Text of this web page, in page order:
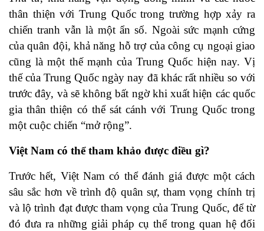
thân thiện với Trung Quốc trong trường hợp xảy ra
chiến tranh vẫn là một ẩn số. Ngoài sức mạnh cứng
của quân đội, khả năng hỗ trợ của công cụ ngoại giao
cũng là một thế mạnh của Trung Quốc hiện nay. Vị
thế của Trung Quốc ngày nay đã khác rất nhiều so với
trước đây, và sẽ không bất ngờ khi xuất hiện các quốc
gia thân thiện có thể sát cánh với Trung Quốc trong
một cuộc chiến “mở rộng”.
Việt Nam có thể tham khảo được điều gì?
Trước hết, Việt Nam có thể đánh giá được một cách
sâu sắc hơn về trình độ quân sự, tham vọng chính trị
và lộ trình đạt được tham vọng của Trung Quốc, để từ
đó đưa ra những giải pháp cụ thể trong quan hệ đối